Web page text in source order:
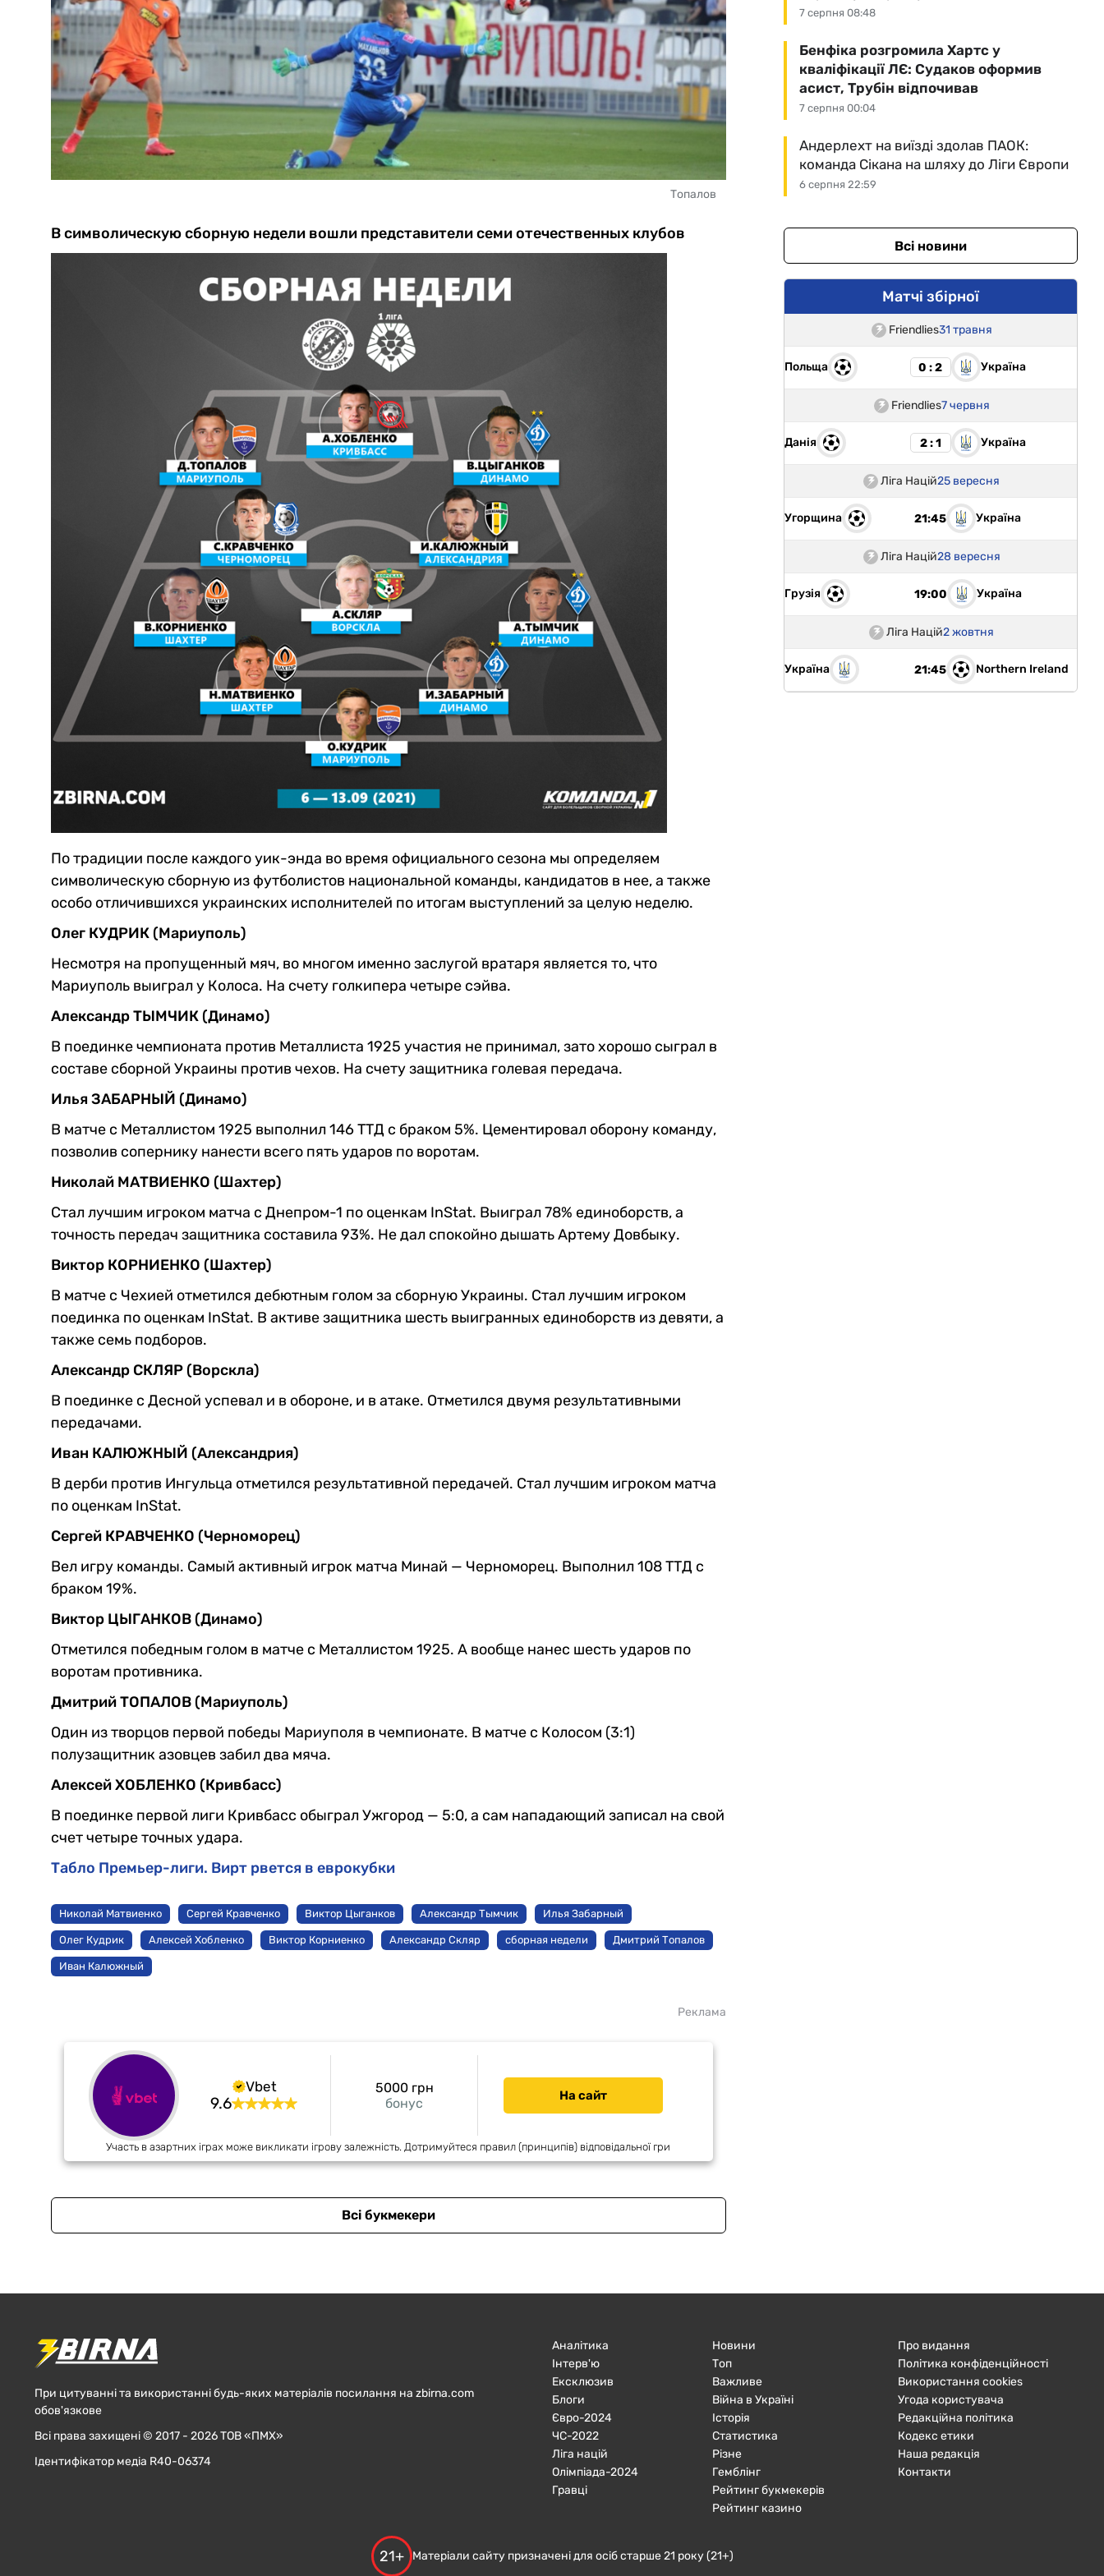
Топалов
В символическую сборную недели вошли представители семи отечественных клубов
По традиции после каждого уик-энда во время официального сезона мы определяем
символическую сборную из футболистов национальной команды, кандидатов в нее, а также
особо отличившихся украинских исполнителей по итогам выступлений за целую неделю.
Олег КУДРИК (Мариуполь)
Несмотря на пропущенный мяч, во многом именно заслугой вратаря является то, что
Мариуполь выиграл у Колоса. На счету голкипера четыре сэйва.
Александр ТЫМЧИК (Динамо)
В поединке чемпионата против Металлиста 1925 участия не принимал, зато хорошо сыграл в
составе сборной Украины против чехов. На счету защитника голевая передача.
Илья ЗАБАРНЫЙ (Динамо)
В матче с Металлистом 1925 выполнил 146 ТТД с браком 5%. Цементировал оборону команду,
позволив сопернику нанести всего пять ударов по воротам.
Николай МАТВИЕНКО (Шахтер)
Стал лучшим игроком матча с Днепром-1 по оценкам InStat. Выиграл 78% единоборств, а
точность передач защитника составила 93%. Не дал спокойно дышать Артему Довбыку.
Виктор КОРНИЕНКО (Шахтер)
В матче с Чехией отметился дебютным голом за сборную Украины. Стал лучшим игроком
поединка по оценкам InStat. В активе защитника шесть выигранных единоборств из девяти, а
также семь подборов.
Александр СКЛЯР (Ворскла)
В поединке с Десной успевал и в обороне, и в атаке. Отметился двумя результативными
передачами.
Иван КАЛЮЖНЫЙ (Александрия)
В дерби против Ингульца отметился результативной передачей. Стал лучшим игроком матча
по оценкам InStаt.
Сергей КРАВЧЕНКО (Черноморец)
Вел игру команды. Самый активный игрок матча Минай — Черноморец. Выполнил 108 ТТД с
браком 19%.
Виктор ЦЫГАНКОВ (Динамо)
Отметился победным голом в матче с Металлистом 1925. А вообще нанес шесть ударов по
воротам противника.
Дмитрий ТОПАЛОВ (Мариуполь)
Один из творцов первой победы Мариуполя в чемпионате. В матче с Колосом (3:1)
полузащитник азовцев забил два мяча.
Алексей ХОБЛЕНКО (Кривбасс)
В поединке первой лиги Кривбасс обыграл Ужгород — 5:0, а сам нападающий записал на свой
счет четыре точных удара.
Табло Премьер-лиги. Вирт рвется в еврокубки
Николай Матвиенко Сергей Кравченко Виктор Цыганков Александр Тымчик Илья Забарный
Олег Кудрик Алексей Хобленко Виктор Корниенко Александр Скляр сборная недели Дмитрий Топалов
Иван Калюжный
Реклама
Vbet
9.6 бонус
5000 грн На сайт
Участь в азартних іграх може викликати ігрову залежність. Дотримуйтеся правил (принципів) відповідальної гри
Всі букмекери
7 серпня 08:48
7 серпня 00:04
Бенфіка розгромила Хартс у
кваліфікації ЛЄ: Судаков оформив
асист, Трубін відпочивав
6 серпня 22:59
Андерлехт на виїзді здолав ПАОК:
команда Сікана на шляху до Ліги Європи
Всі новини
Матчі збірної
Friendlies31 травня
Польща 0 : 2 Україна
Friendlies7 червня
Данія 2 : 1 Україна
Ліга Націй25 вересня
Угорщина 21:45 Україна
Ліга Націй28 вересня
Грузія 19:00 Україна
Ліга Націй2 жовтня
Україна 21:45 Northern Ireland
При цитуванні та використанні будь-яких матеріалів посилання на zbirna.com
обов'язкове
Всі права захищені © 2017 - 2026 ТОВ «ПМХ»
Ідентифікатор медіа R40-06374
Аналітика
Інтерв'ю
Ексклюзив
Блоги
Євро-2024
ЧC-2022
Ліга націй
Олімпіада-2024
Гравці
Новини
Топ
Важливе
Війна в Україні
Історія
Статистика
Різне
Гемблінг
Рейтинг букмекерів
Рейтинг казино
Про видання
Політика конфіденційності
Використання cookies
Угода користувача
Редакційна політика
Кодекс етики
Наша редакція
Контакти
21+ Матеріали сайту призначені для осіб старше 21 року (21+)